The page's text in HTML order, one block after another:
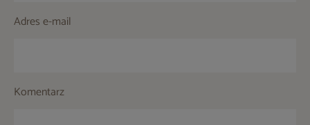
Adres e-mail
Komentarz